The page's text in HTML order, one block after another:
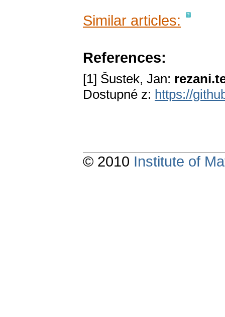
Similar articles:
References:
[1] Šustek, Jan:
Dostupné z: https://
© 2010 Institute of